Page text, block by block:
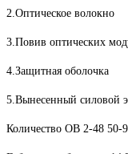
2.Оптическое волокно
3.Повив оптических
4.Защитная оболочка
5.Вынесенный силовой
Количество ОВ 2-48 50-